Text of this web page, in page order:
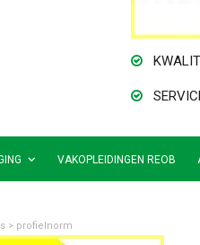
VAKOPLEIDINGEN REOB
> profielnorm